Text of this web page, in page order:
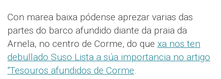
Con marea baixa pódense aprezar varias das
partes do barco afundido diante da praia da
Arnela, no centro de Corme, do que xa nos ten
debullado Suso Lista a súa importancia no artigo
“Tesouros afundidos de Corme.